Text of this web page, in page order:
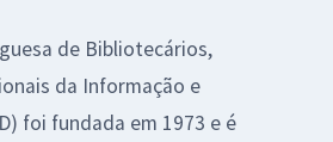
de Bibliotecários,
da Informação e
foi fundada em 1973 e é